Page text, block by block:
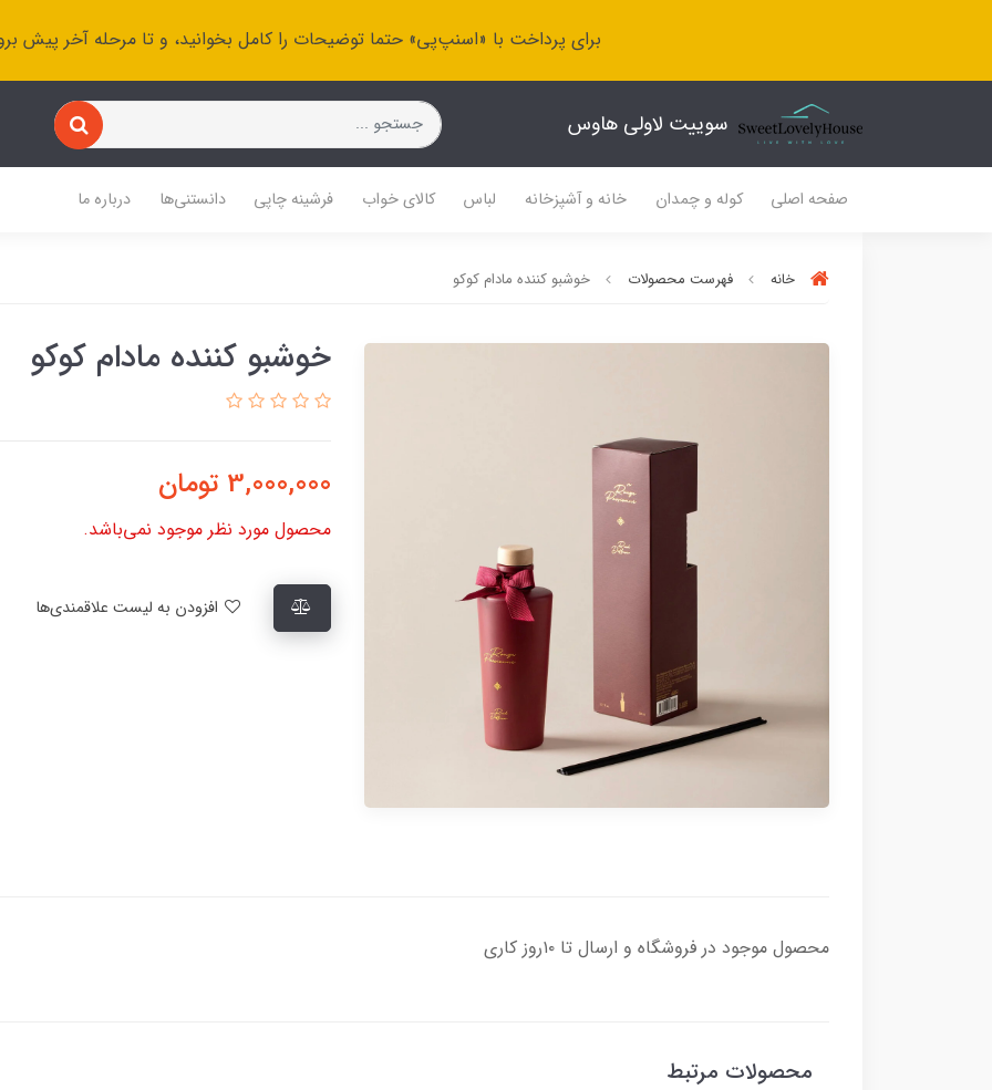
برای پرداخت با «اسنپ‌پی» حتما توضیحات را کامل بخوانید، و تا مرحله آخر پیش
سوییت لاولی هاوس
صفحه اصلی کوله و چمدان خانه و آشپزخانه لباس کالای خواب فرشینه چاپی دانستنی‌ها درباره ما
خانه فهرست محصولات خوشبو کننده مادام کوکو
خوشبو کننده مادام کوکو
3,000,000 تومان
محصول مورد نظر موجود نمی‌باشد.
محصول موجود در فروشگاه و ارسال تا ۱۰روز کاری
محصولات مرتبط